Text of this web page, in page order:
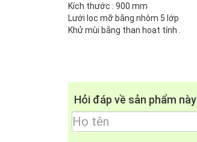
Kích thước : 900 mm
Lưới lọc mỡ bằng nhôm 5 lớp
Khử mùi bằng than hoạt tính .
Hỏi đáp về sản phẩm này